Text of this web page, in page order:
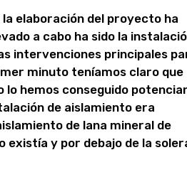
elaboración del proyecto ha
a cabo ha sido la
intervenciones principales
minuto teníamos claro que
lo hemos conseguido
de aislamiento era
de lana mineral de
existía y por debajo de la